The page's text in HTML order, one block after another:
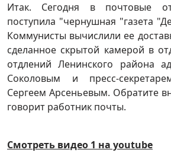
Итак. Сегодня в почтовые
поступила "чернушная "газета
Коммунисты вычислили ее
сделанное скрытой камерой в
отдлений Ленинского района
Соколовым и пресс-
Сергеем Арсеньевым. Обратите
говорит работник почты.
Смотреть видео 1 на youtube